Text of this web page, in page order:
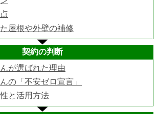
屋根や外壁の補修
契約の判断
が選ばれた理由
の「不安ゼロ宣言」
と活用方法